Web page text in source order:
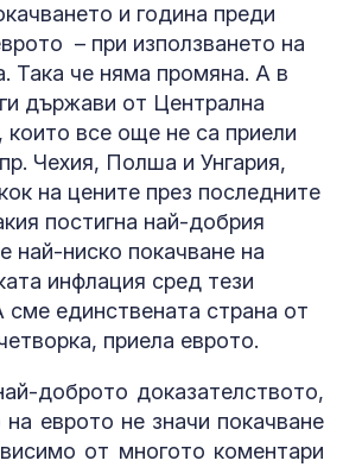
и година преди
– при използването на
Така че няма промяна. А в
държави от Централна
които все още не са приели
Чехия, Полша и Унгария,
на цените през последните
постигна най-добрия
най-ниско покачване на
инфлация сред тези
сме единствената страна от
приела еврото.
доброто доказателството,
еврото не значи покачване
от многото коментари